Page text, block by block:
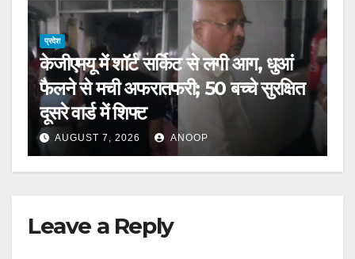
प्रदेश
केजीएमयू में शॉर्ट सर्किट से लगी आग, धुआं
फैलने से मची अफरातफरी; 50 बच्चे सुरक्षित
दूसरे वार्ड में शिफ्ट
AUGUST 7, 2026 ANOOP
Leave a Reply